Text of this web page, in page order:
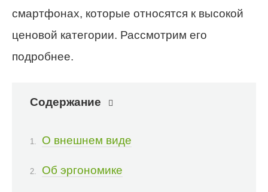
смартфонах, которые относятся к высокой
ценовой категории. Рассмотрим его
подробнее.
Содержание
О внешнем виде
Об эргономике